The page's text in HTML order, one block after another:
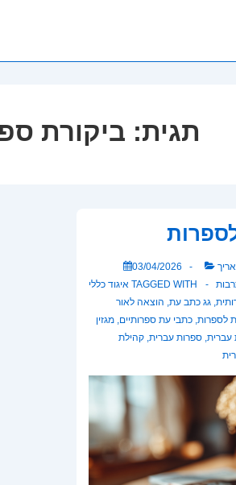
תגית: ביקורת
03/04/2026
TAGGED WITH איגוד כללי
, גג כתב עת, הוצאה לאור
לספרות, כתבי עת ספרותיים, מגזין
עברית, ספרות עברית, קהילת